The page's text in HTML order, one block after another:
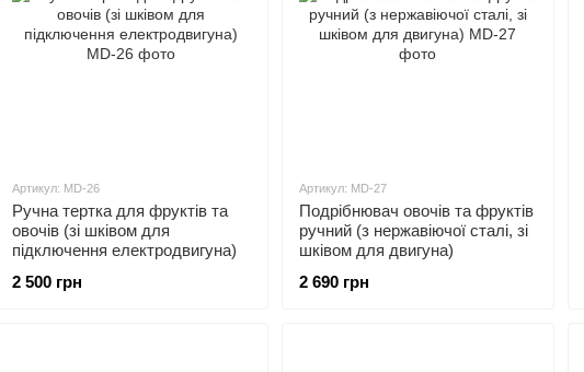
Артикул: MD-26
Ручна тертка для фруктів та
овочів (зі шківом для
підключення електродвигуна)
2 500 грн
Артикул: MD-27
Подрібнювач овочів та фруктів
ручний (з нержавіючої сталі, зі
шківом для двигуна)
2 690 грн